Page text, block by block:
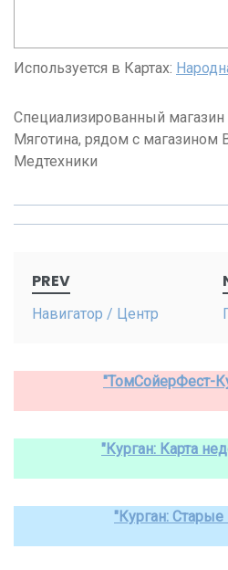
Используется в Картах:
Специализированный
Мяготина, рядом с магазином
Медтехники
navigation
PREV
Навигатор / Центр
"ТомСойерФест-
"Курган: Карта
"Курган: Старые